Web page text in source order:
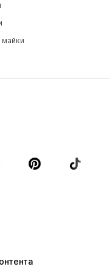
майки
и туники